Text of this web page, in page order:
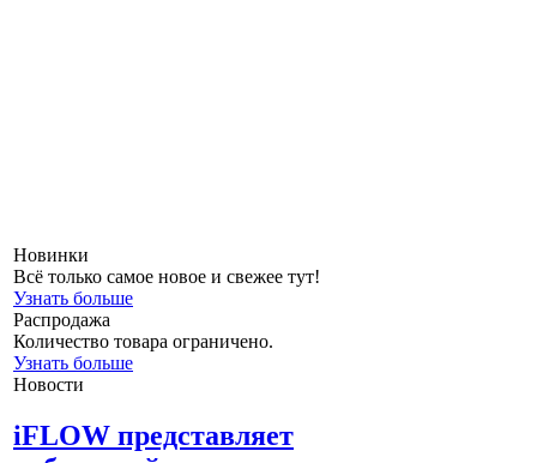
Новинки
Всё только самое новое и свежее тут!
Узнать больше
Распродажа
Количество товара ограничено.
Узнать больше
Новости
iFLOW представляет